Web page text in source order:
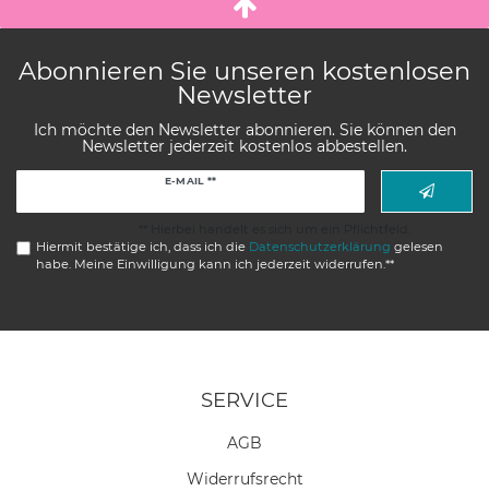
Abonnieren Sie unseren kostenlosen
Newsletter
Ich möchte den Newsletter abonnieren. Sie können den
Newsletter jederzeit kostenlos abbestellen.
E-MAIL **
Hiermit bestätige ich, dass ich die Daten­schutz­erklärung gelesen
habe. Meine Einwilligung kann ich jederzeit widerrufen.**
SERVICE
AGB
Widerrufs­recht